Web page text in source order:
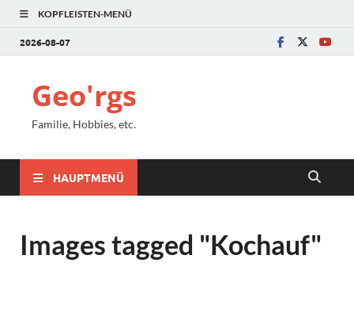
KOPFLEISTEN-MENÜ
2026-08-07
Geo'rgs
Familie, Hobbies, etc.
HAUPTMENÜ
Images tagged "Kochauf"